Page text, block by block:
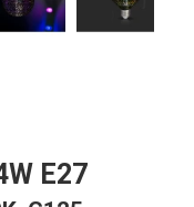
E27